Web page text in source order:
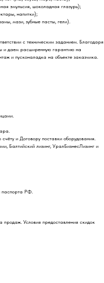
эмульсия, шоколадная глазурь);
напитки);
мази, зубные пасты, гели).
с техническим заданием. Благодаря
и даем расширенную гарантию на
и пусконаладка на объекте заказчика.
и Договору поставки оборудования.
Балтийский лизинг, УралБизнесЛизинг и
паспорта РФ.
продаж. Условия предоставления скидок